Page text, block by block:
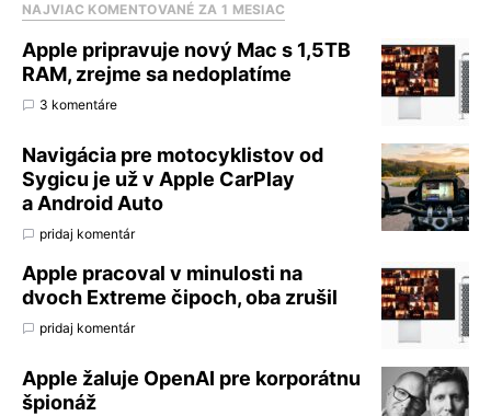
NAJVIAC KOMENTOVANÉ ZA 1 MESIAC
Apple pripravuje nový Mac s 1,5TB
RAM, zrejme sa nedoplatíme
3 komentáre
Navigácia pre motocyklistov od
Sygicu je už v Apple CarPlay
a Android Auto
pridaj komentár
Apple pracoval v minulosti na
dvoch Extreme čipoch, oba zrušil
pridaj komentár
Apple žaluje OpenAI pre korporátnu
špionáž